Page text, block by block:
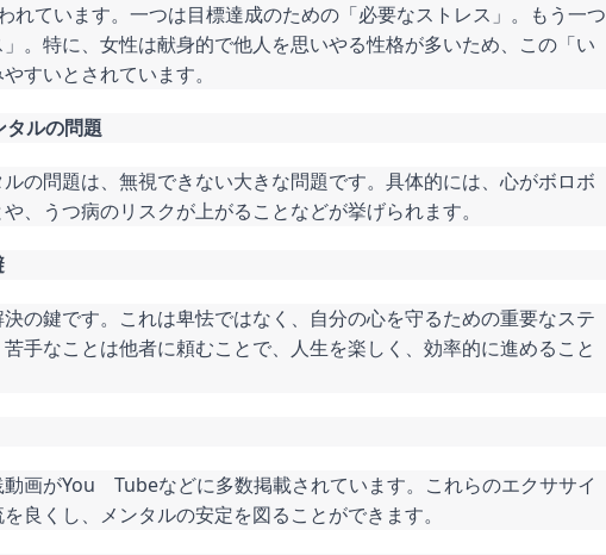
れています。一つは目標達成のための「必要なストレス」。もう一つ
。特に、女性は献身的で他人を思いやる性格が多いため、この「い
すいとされています。
ルの問題
の問題は、無視できない大きな問題です。具体的には、心がボロボ
、うつ病のリスクが上がることなどが挙げられます。
の鍵です。これは卑怯ではなく、自分の心を守るための重要なステ
手なことは他者に頼むことで、人生を楽しく、効率的に進めること
画がYou Tubeなどに多数掲載されています。これらのエクササイ
良くし、メンタルの安定を図ることができます。